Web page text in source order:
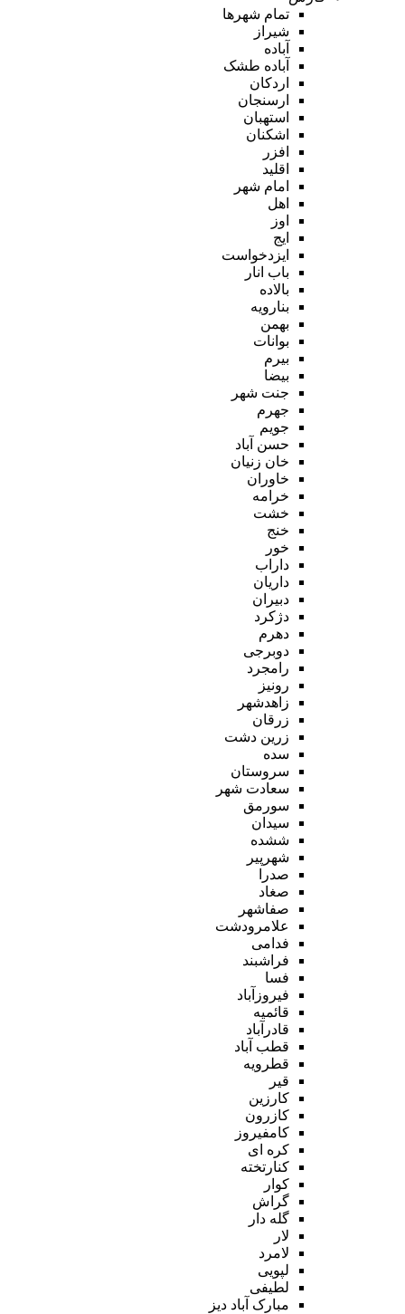
تمام شهر‌ها
شیراز
آباده
آباده طشک
اردکان
ارسنجان
استهبان
اشکنان
افزر
اقلید
امام شهر
اهل
اوز
ایج
ایزدخواست
باب انار
بالاده
بنارویه
بهمن
بوانات
بیرم
بیضا
جنت شهر
جهرم
جویم
حسن آباد
خان زنیان
خاوران
خرامه
خشت
خنج
خور
داراب
داریان
دبیران
دژکرد
دهرم
دوبرجی
رامجرد
رونیز
زاهدشهر
زرقان
زرین دشت
سده
سروستان
سعادت شهر
سورمق
سیدان
ششده
شهرپیر
صدرا
صغاد
صفاشهر
علامرودشت
فدامی
فراشبند
فسا
فیروزآباد
قائمیه
قادرآباد
قطب آباد
قطرویه
قیر
کارزین
کازرون
کامفیروز
کره ای
کنارتخته
کوار
گراش
گله دار
لار
لامرد
لپویی
لطیفی
مبارک آباد دیز